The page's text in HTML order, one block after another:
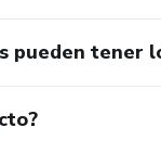
pueden tener